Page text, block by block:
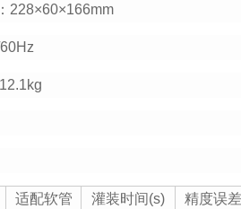
228×60×166mm
适配软管 灌装时间(s) 精度误差